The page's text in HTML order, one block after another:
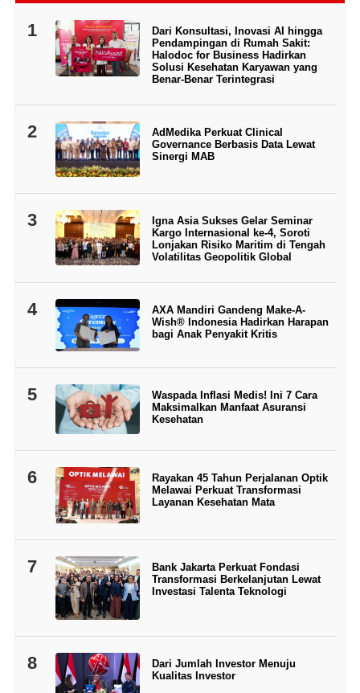
1
Dari Konsultasi, Inovasi AI hingga
Pendampingan di Rumah Sakit:
Halodoc for Business Hadirkan
Solusi Kesehatan Karyawan yang
Benar-Benar Terintegrasi
2
AdMedika Perkuat Clinical
Governance Berbasis Data Lewat
Sinergi MAB
3
Igna Asia Sukses Gelar Seminar
Kargo Internasional ke-4, Soroti
Lonjakan Risiko Maritim di Tengah
Volatilitas Geopolitik Global
4
AXA Mandiri Gandeng Make-A-
Wish® Indonesia Hadirkan Harapan
bagi Anak Penyakit Kritis
5
Waspada Inflasi Medis! Ini 7 Cara
Maksimalkan Manfaat Asuransi
Kesehatan
6
Rayakan 45 Tahun Perjalanan Optik
Melawai Perkuat Transformasi
Layanan Kesehatan Mata
7
Bank Jakarta Perkuat Fondasi
Transformasi Berkelanjutan Lewat
Investasi Talenta Teknologi
8
Dari Jumlah Investor Menuju
Kualitas Investor